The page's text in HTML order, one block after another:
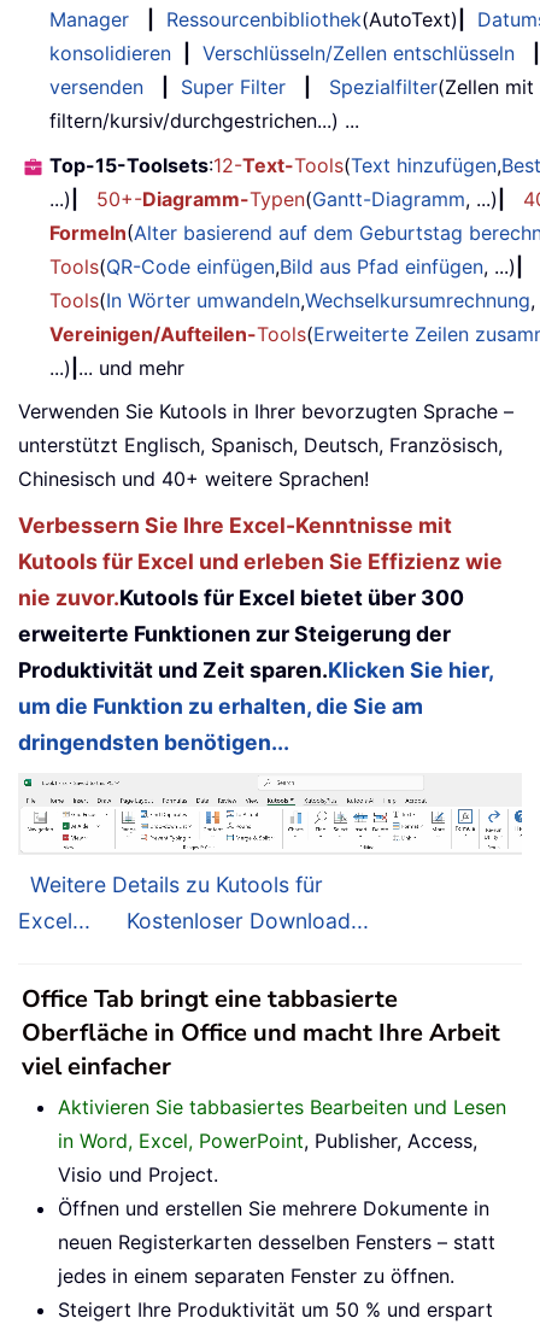
Manager
Ressourcenbibliothek(AutoText)
konsolidieren
Verschlüsseln/Zellen entschlüsseln
versenden
Super Filter Spezialfilter(Zellen
filtern/kursiv/durchgestrichen...) ...
Top-15-Toolsets:12-Text-Tools(Text hinzufügen,
...)
50+-Diagramm-Typen(Gantt-Diagramm, ...)
Formeln(Alter basierend auf dem Geburtstag
Tools(QR-Code einfügen,Bild aus Pfad einfügen, ...)
Tools(In Wörter umwandeln,Wechselkursumrechnung
Vereinigen/Aufteilen-Tools(Erweiterte Zeilen
...) ... und mehr
Verwenden Sie Kutools in Ihrer bevorzugten Sprache –
unterstützt Englisch, Spanisch, Deutsch, Französisch,
Chinesisch und 40+ weitere Sprachen!
Verbessern Sie Ihre Excel-Kenntnisse mit
Kutools für Excel und erleben Sie Effizienz wie
nie zuvor.Kutools für Excel bietet über 300
erweiterte Funktionen zur Steigerung der
Produktivität und Zeit sparen.Klicken Sie hier,
um die Funktion zu erhalten, die Sie am
dringendsten benötigen...
Weitere Details zu Kutools für
Excel...
Kostenloser Download...
Office Tab bringt eine tabbasierte
Oberfläche in Office und macht Ihre Arbeit
viel einfacher
Aktivieren Sie tabbasiertes Bearbeiten und Lesen
in Word, Excel, PowerPoint, Publisher, Access,
Visio und Project.
Öffnen und erstellen Sie mehrere Dokumente in
neuen Registerkarten desselben Fensters – statt
jedes in einem separaten Fenster zu öffnen.
Steigert Ihre Produktivität um 50 % und erspart